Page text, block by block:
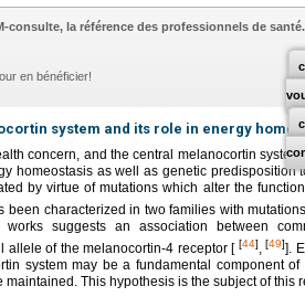
consulte, la référence des professionnels de santé.
en bénéficier!
­system and its role in energy
concern, and the central melanocortin
homeostasis as well as genetic predisposition
by virtue of mutations which alter the
been characterized in two families with
works suggests an association between
allele of the melanocortin-4 receptor [ [44], [49]].
system may be a fundamental component
maintained. This hypothesis is the subject of this